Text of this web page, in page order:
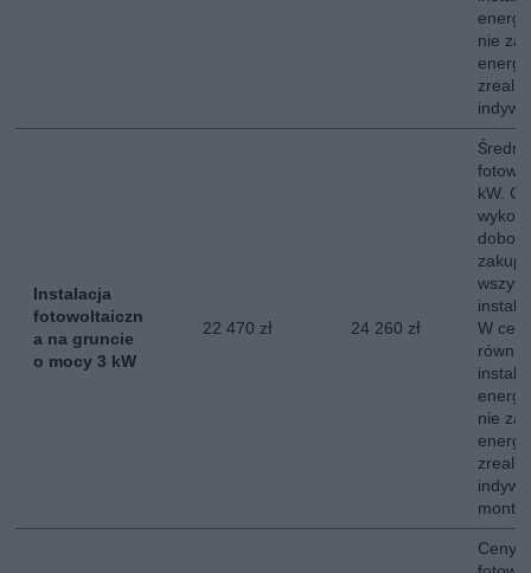
nie
Instalacja
fotowoltaiczn
a na gruncie
o mocy 3 kW
22 470 zł 24 260 zł
Średni
kW.
W
nie
Ceny